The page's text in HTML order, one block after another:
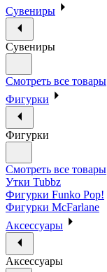
Сувениры
Сувениры
Смотреть все товары
Фигурки
Фигурки
Смотреть все товары
Утки Tubbz
Фигурки Funko Pop!
Фигурки McFarlane
Аксессуары
Аксессуары